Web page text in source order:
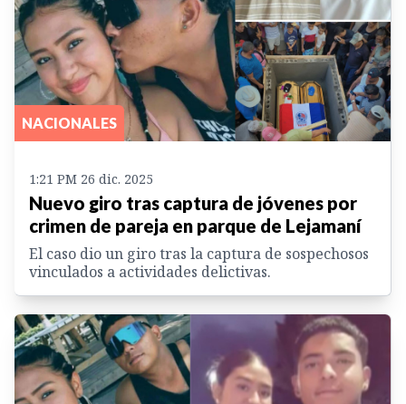
NACIONALES
1:21 PM 26 dic. 2025
Nuevo giro tras captura de jóvenes por
crimen de pareja en parque de Lejamaní
El caso dio un giro tras la captura de sospechosos
vinculados a actividades delictivas.